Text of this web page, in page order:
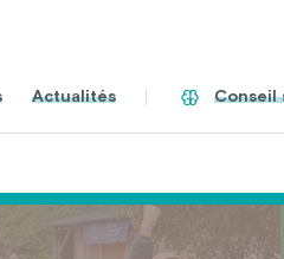
Actualités Conseil